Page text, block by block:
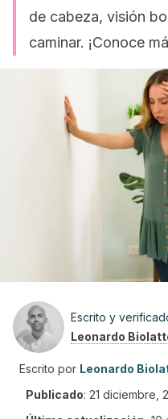
de cabeza, visión
caminar. ¡Conoce
Escrito y
Leonardo
Escrito por Leonardo
Publicado: 21 diciembre,